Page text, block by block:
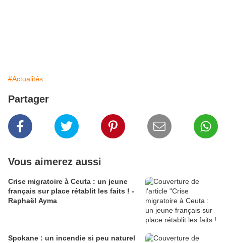
#Actualités
Partager
Vous aimerez aussi
Crise migratoire à Ceuta : un jeune
français sur place rétablit les faits ! -
Raphaël Ayma
Spokane : un incendie si peu naturel